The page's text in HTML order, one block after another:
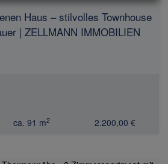
Haus – stilvolles Townhouse
| ZELLMANN IMMOBILIEN
ca. 91 m2 2.200,00 €